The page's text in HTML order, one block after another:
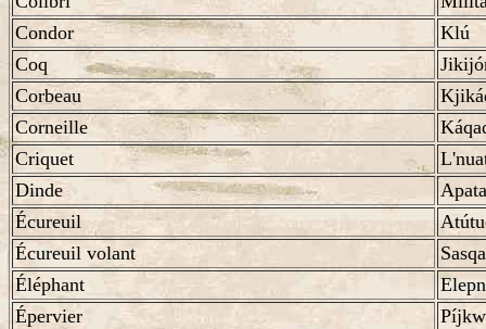
Condor
Klú
Coq
Corbeau
Corneille
Criquet
Dinde
Écureuil
Écureuil volant
Éléphant
Elepn
Épervier